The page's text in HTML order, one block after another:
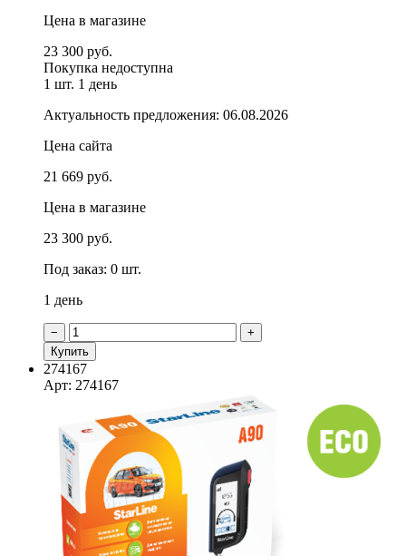
Цена в магазине
23 300 руб.
Покупка недоступна
1 шт. 1 день
Актуальность предложения: 06.08.2026
Цена сайта
21 669 руб.
Цена в магазине
23 300 руб.
Под заказ: 0 шт.
1 день
−
+
Купить
274167
Арт: 274167